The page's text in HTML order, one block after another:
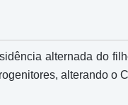
alternada do
alterando o